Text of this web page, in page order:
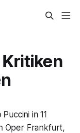
Kritiken
in 11
Oper Frankfurt,